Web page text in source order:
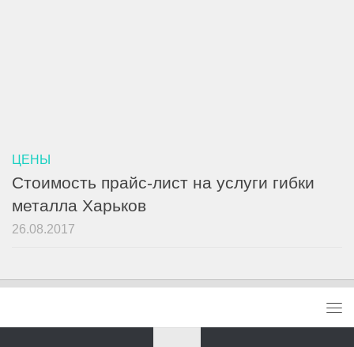
ЦЕНЫ
Стоимость прайс-лист на услуги гибки
металла Харьков
26.08.2017